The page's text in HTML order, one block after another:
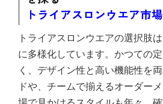
トライアスロンウエア市
トライアスロンウエアの選択肢
に多様化しています。かつての
く、デザイン性と高い機能性を
ドや、チームで揃えるオーダー